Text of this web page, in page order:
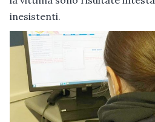
inesistenti.